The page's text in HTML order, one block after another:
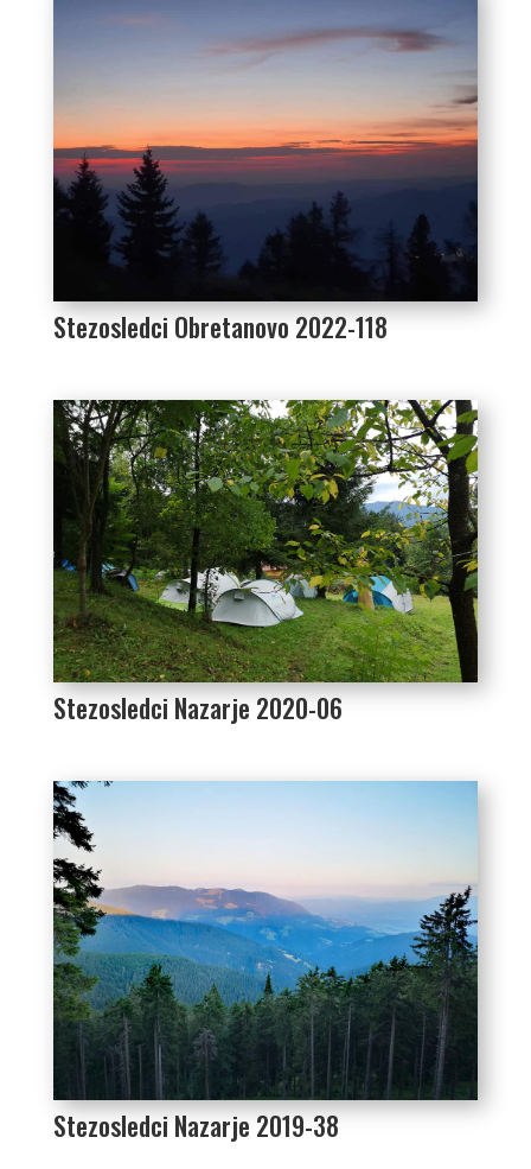
Stezosledci Obretanovo 2022-118
Stezosledci Nazarje 2020-06
Stezosledci Nazarje 2019-38